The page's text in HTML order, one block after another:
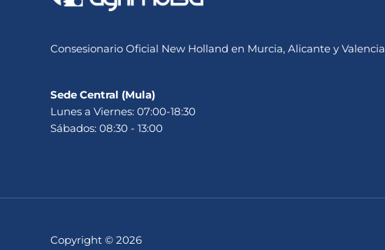
Consesionario Oficial New Holland en Murcia, Alicante y Valencia
Sede Central (Mula)
Lunes a Viernes: 07:00-18:30
Sábados: 08:30 - 13:00
Copyright © 2026